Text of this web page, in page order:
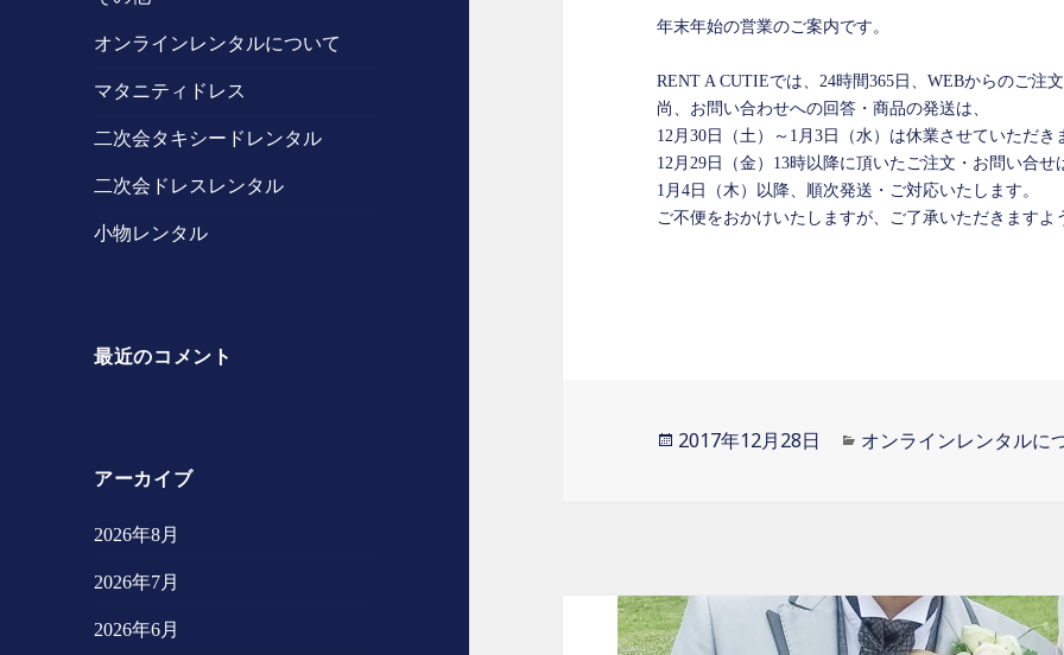
オンラインレンタルについて
マタニティドレス
二次会タキシードレンタル
二次会ドレスレンタル
小物レンタル
最近のコメント
アーカイブ
2026年8月
2026年7月
2026年6月
年末年始の営業のご案内です。
RENT A CUTIEでは、24時間365日、WEBからのご注
尚、お問い合わせへの回答・商品の発送は、
12月30日（土）～1月3日（水）は休業させていただき
12月29日（金）13時以降に頂いたご注文・お問い合せ
1月4日（木）以降、順次発送・ご対応いたします。
ご不便をおかけいたしますが、ご了承いただきますよ
投
2017年12月28日
カ
オンラインレンタルに